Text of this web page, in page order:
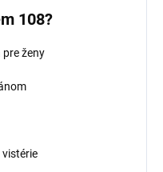
108?
ženy
vistérie